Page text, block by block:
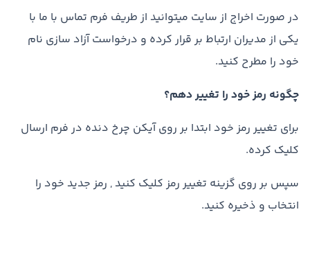
در صورت اخراج از سایت میتوانید از طریف فرم تماس با ما با
یکی از مدیران ارتباط بر قرار کرده و درخواست آزاد سازی نام
خود را مطرح کنید.
چگونه رمز خود را تغییر دهم؟
برای تغییر رمز خود ابتدا بر روی آیکن چرخ دنده در فرم ارسال
کلیک کرده.
سپس بر روی گزینه تغییر رمز کلیک کنید , رمز جدید خود را
انتخاب و ذخیره کنید.